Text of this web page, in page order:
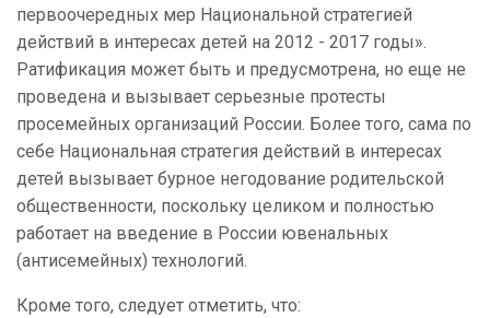
первоочередных мер Национальной стратегией
действий в интересах детей на 2012 - 2017 годы».
Ратификация может быть и предусмотрена, но еще не
проведена и вызывает серьезные протесты
просемейных организаций России. Более того, сама по
себе Национальная стратегия действий в интересах
детей вызывает бурное негодование родительской
общественности, поскольку целиком и полностью
работает на введение в России ювенальных
(антисемейных) технологий.
Кроме того, следует отметить, что: